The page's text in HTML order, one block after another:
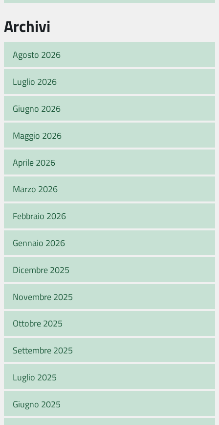
Archivi
Agosto 2026
Luglio 2026
Giugno 2026
Maggio 2026
Aprile 2026
Marzo 2026
Febbraio 2026
Gennaio 2026
Dicembre 2025
Novembre 2025
Ottobre 2025
Settembre 2025
Luglio 2025
Giugno 2025